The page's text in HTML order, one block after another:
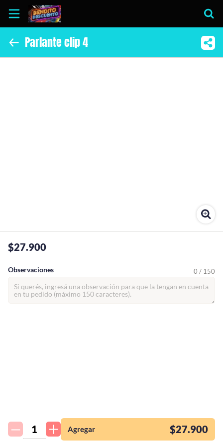
Inicio
tienda así para mi
emprendimiento!
Parlante clip 4
$27.900
Observaciones 0 / 150
Agregar $27.900